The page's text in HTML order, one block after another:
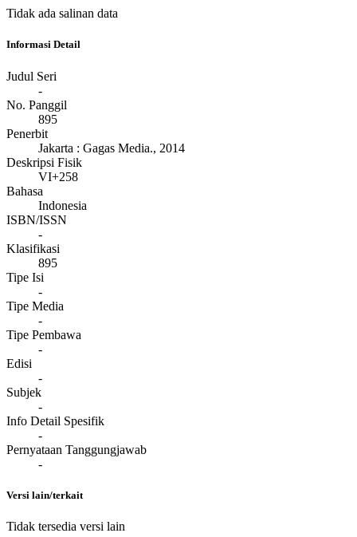
Tidak ada salinan data
Informasi Detail
Judul Seri
-
No. Panggil
895
Penerbit
Jakarta : Gagas Media., 2014
Deskripsi Fisik
VI+258
Bahasa
Indonesia
ISBN/ISSN
-
Klasifikasi
895
Tipe Isi
-
Tipe Media
-
Tipe Pembawa
-
Edisi
-
Subjek
-
Info Detail Spesifik
-
Pernyataan Tanggungjawab
-
Versi lain/terkait
Tidak tersedia versi lain